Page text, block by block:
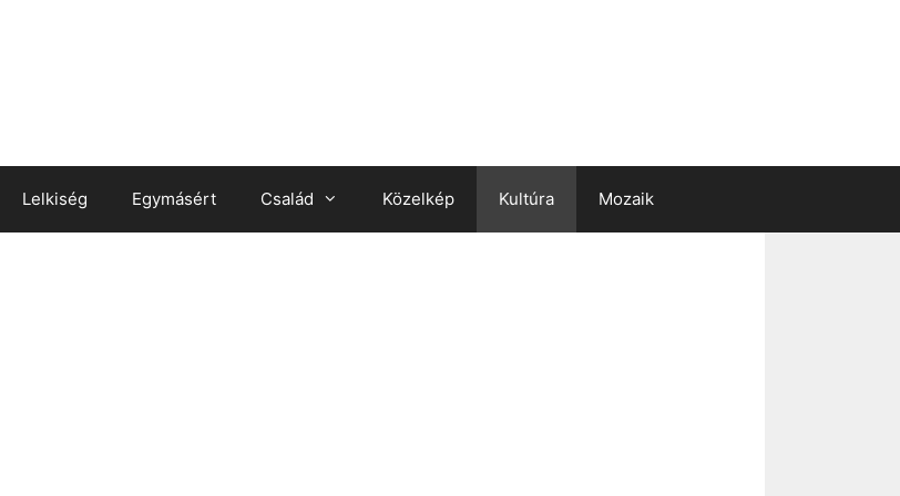
Lelkiség Egymásért Család Közelkép Kultúra Mozaik